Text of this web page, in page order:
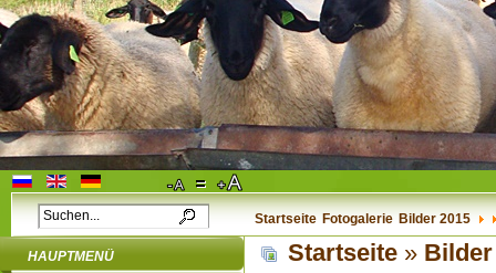
Startseite Fotogalerie Bilder 2015
HAUPTMENÜ Startseite » Bilder